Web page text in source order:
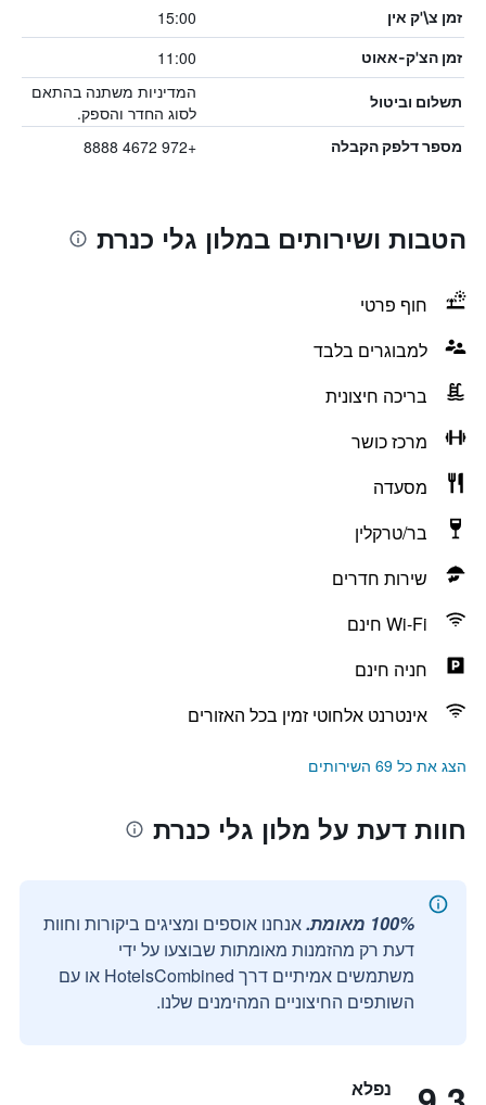
זמן צ\'ק אין 15:00
זמן הצ'ק-אאוט 11:00
תשלום וביטול
המדיניות משתנה בהתאם
לסוג החדר והספק.
מספר דלפק הקבלה +972 4672 8888
הטבות ושירותים במלון גלי כנרת
חוף פרטי
למבוגרים בלבד
בריכה חיצונית
מרכז כושר
מסעדה
בר/טרקלין
שירות חדרים
Wi-Fi חינם
חניה חינם
אינטרנט אלחוטי זמין בכל האזורים
הצג את כל 69 השירותים
חוות דעת על מלון גלי כנרת
100% מאומת.
אנחנו אוספים ומציגים ביקורות וחוות
דעת רק מהזמנות מאומתות שבוצעו על ידי
משתמשים אמיתיים דרך HotelsCombined או עם
השותפים החיצוניים המהימנים שלנו.
נפלא